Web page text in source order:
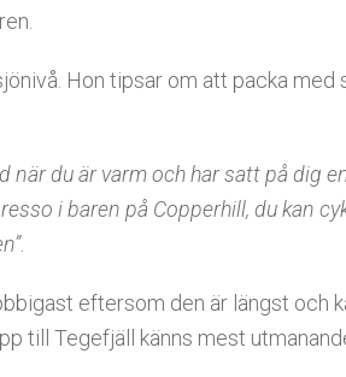
Hon tipsar om att packa med
när du är varm och har satt på dig
i baren på Copperhill, du kan
.
eftersom den är längst och
till Tegefjäll känns mest